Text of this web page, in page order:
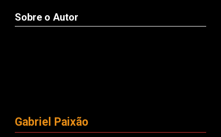
Sobre o Autor
Gabriel Paixão